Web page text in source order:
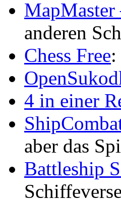
MapMaster
anderen
Chess Free
4 in einer
aber das
Battleship